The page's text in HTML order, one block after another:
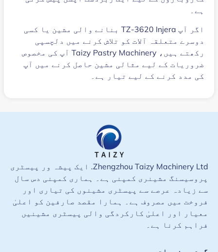
ہے۔
اگر آپ TZ-3620 Injera بنانے والی مشین یا کسی
دوسرے متعلقہ آلات کو تلاش کرنے میں دلچسپی
رکھتے ہیں، Taizy Pastry Machinery آپ کی مخصوص
ضروریات کے لیے مثالی مشین حاصل کرنے میں آپ
کی مدد کرنے کے لیے تیار ہے۔
Zhengzhou Taizy Machinery Ltd. ایک پیشہ ور پیسٹری
پروسیسنگ مشینری کمپنی ہے۔ ہماری کمپنی دس سال
سے زیادہ عرصے سے پیسٹری مشینوں کی تیاری اور
فروخت میں مصروف ہے۔ ہمارا مقصد صارفین کو اعلیٰ
معیار اور اعلیٰ کارکردگی والی پیسٹری مشینیں
فراہم کرنا ہے۔